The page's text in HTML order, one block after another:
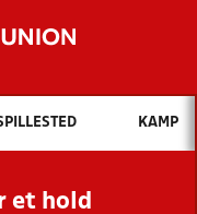
vil du søge efter?
OG NYHEDER
KLUBBER OG
KAMP
et hold